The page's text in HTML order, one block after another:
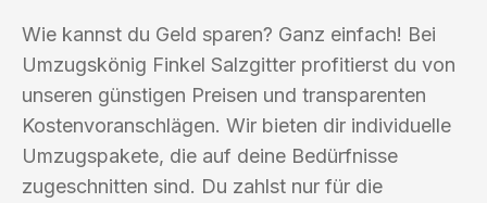
Wie kannst du Geld sparen? Ganz einfach! Bei
Umzugskönig Finkel Salzgitter profitierst du von
unseren günstigen Preisen und transparenten
Kostenvoranschlägen. Wir bieten dir individuelle
Umzugspakete, die auf deine Bedürfnisse
zugeschnitten sind. Du zahlst nur für die